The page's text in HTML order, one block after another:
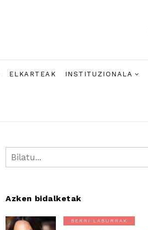
ELKARTEAK INSTITUZIONALA
Azken bidalketak
BERRI LABURRAK